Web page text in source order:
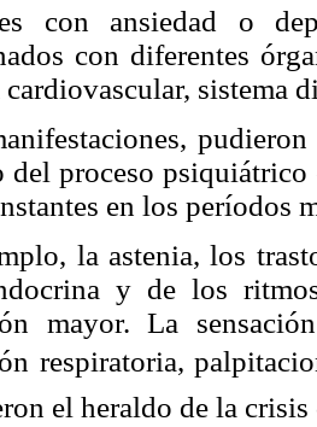
con ansiedad o
con diferentes
cardiovascular, sistema
del procesopsiquiátrico
en los períodos
la astenia, los
y de los
mayor. La
respiratoria,
el heraldo de la